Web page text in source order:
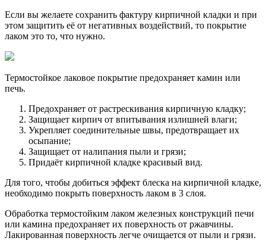
Если вы желаете сохранить фактуру кирпичной кладки и при
этом защитить её от негативных воздействий, то покрытие
лаком это то, что нужно.
Термостойкое лаковое покрытие предохраняет камин или
печь.
Предохраняет от растрескивания кирпичную кладку;
Защищает кирпич от впитывания излишней влаги;
Укрепляет соединительные швы, предотвращает их
осыпание;
Защищает от налипания пыли и грязи;
Придаёт кирпичной кладке красивый вид.
Для того, чтобы добиться эффект блеска на кирпичной кладке,
необходимо покрыть поверхность лаком в 3 слоя.
Обработка термостойким лаком железных конструкций печи
или камина предохраняет их поверхность от ржавчины.
Лакированная поверхность легче очищается от пыли и грязи.